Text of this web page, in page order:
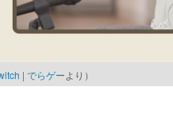
| でらゲーより）